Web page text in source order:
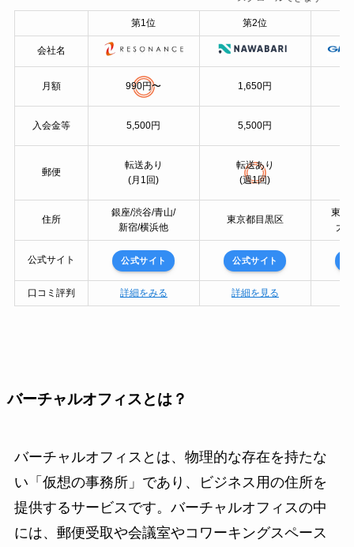
第1位 第2位
会社名
月額 990円〜 1,650円
入会金等 5,500円 5,500円
郵便
転送あり
(月1回)
転送あり
(週1回)
住所
銀座/渋谷/青山/
新宿/横浜他
東京都目黒区
東京
大
公式サイト 公式サイト 公式サイト
口コミ評判 詳細をみる 詳細を見る
バーチャルオフィスとは？
バーチャルオフィスとは、物理的な存在を持たな
い「仮想の事務所」であり、ビジネス用の住所を
提供するサービスです。バーチャルオフィスの中
には、郵便受取や会議室やコワーキングスペース